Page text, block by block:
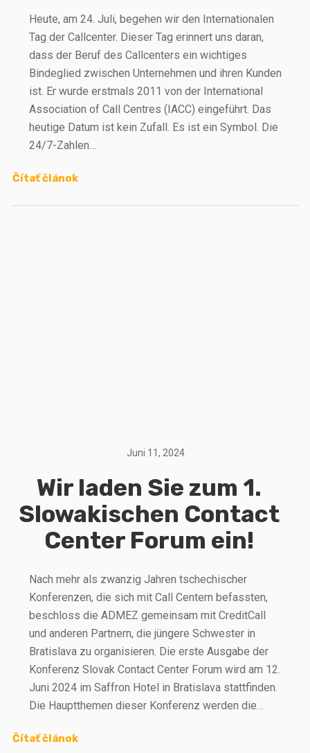
Heute, am 24. Juli, begehen wir den Internationalen
Tag der Callcenter. Dieser Tag erinnert uns daran,
dass der Beruf des Callcenters ein wichtiges
Bindeglied zwischen Unternehmen und ihren Kunden
ist. Er wurde erstmals 2011 von der International
Association of Call Centres (IACC) eingeführt. Das
heutige Datum ist kein Zufall. Es ist ein Symbol. Die
24/7-Zahlen…
Čítať článok
Juni 11, 2024
Wir laden Sie zum 1.
Slowakischen Contact
Center Forum ein!
Nach mehr als zwanzig Jahren tschechischer
Konferenzen, die sich mit Call Centern befassten,
beschloss die ADMEZ gemeinsam mit CreditCall
und anderen Partnern, die jüngere Schwester in
Bratislava zu organisieren. Die erste Ausgabe der
Konferenz Slovak Contact Center Forum wird am 12.
Juni 2024 im Saffron Hotel in Bratislava stattfinden.
Die Hauptthemen dieser Konferenz werden die…
Čítať článok